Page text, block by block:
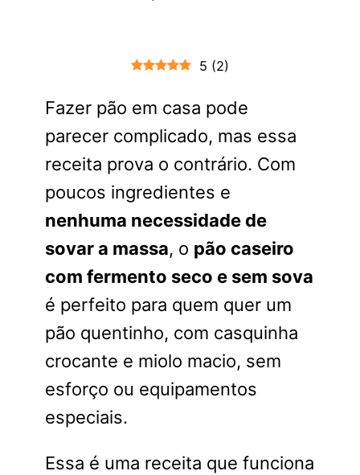
5 (2)
Fazer pão em casa pode
parecer complicado, mas essa
receita prova o contrário. Com
poucos ingredientes e
nenhuma necessidade de
sovar a massa, o pão caseiro
com fermento seco e sem sova
é perfeito para quem quer um
pão quentinho, com casquinha
crocante e miolo macio, sem
esforço ou equipamentos
especiais.
Essa é uma receita que funciona